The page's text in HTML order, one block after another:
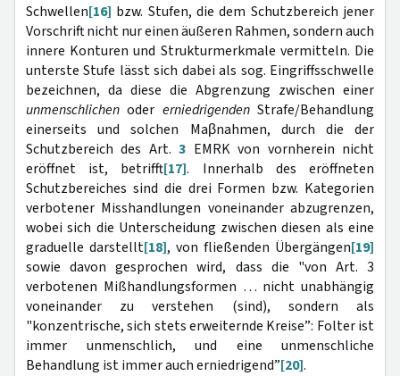
Schwellen[16] bzw. Stufen, die dem Schutzbereich jener
Vorschrift nicht nur einen äußeren Rahmen, sondern auch
innere Konturen und Strukturmerkmale vermitteln. Die
unterste Stufe lässt sich dabei als sog. Eingriffsschwelle
bezeichnen, da diese die Abgrenzung zwischen einer
unmenschlichenoder erniedrigendenStrafe/Behandlung
einerseits und solchen Maβnahmen, durch die der
Schutzbereich des Art.3 EMRK von vornherein nicht
eröffnet ist, betrifft[17]. Innerhalb des eröffneten
Schutzbereiches sind die drei Formen bzw. Kategorien
verbotener Misshandlungen voneinander abzugrenzen,
wobei sich die Unterscheidung zwischen diesen als eine
graduelle darstellt[18], von fließenden Übergängen[19]
sowie davon gesprochen wird, dass die "von Art. 3
verbotenen Mißhandlungsformen … nicht unabhängig
voneinander zu verstehen (sind), sondern als
"konzentrische, sich stets erweiternde Kreise”: Folter ist
immer unmenschlich, und eine unmenschliche
Behandlung ist immer auch erniedrigend”[20].